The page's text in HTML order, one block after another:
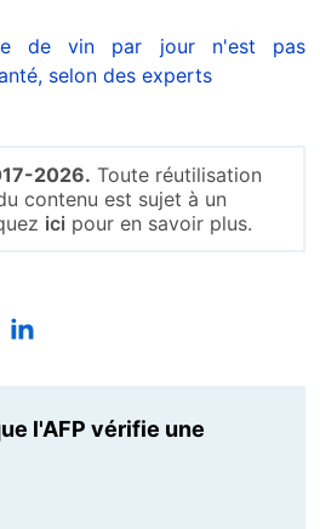
de vin par jour n'est pas
selon des experts
2026. Toute réutilisation
contenu est sujet à un
ici pour en savoir plus.
l'AFP vérifie une